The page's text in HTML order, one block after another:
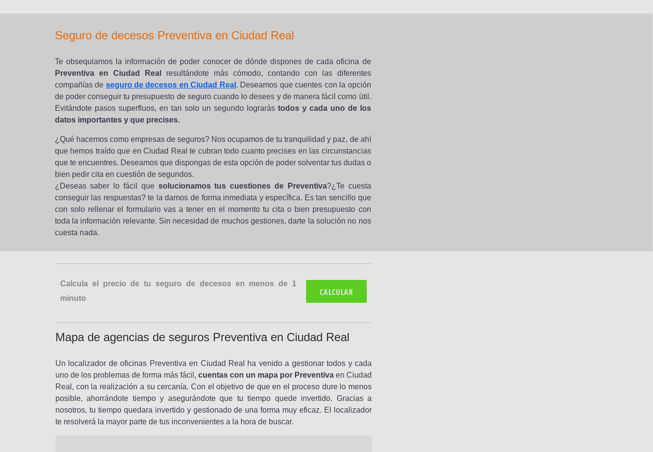
Seguro de decesos Preventiva en Ciudad Real
Te obsequiamos la información de poder conocer de dónde dispones de cada oficina de
Preventiva en Ciudad Real
resultándote más cómodo, contando con las diferentes
compañías de seguro de decesos en Ciudad Real . Deseamos que cuentes con la opción
de poder conseguir tu presupuesto de seguro cuando lo desees y de manera fácil como útil.
Evitándote pasos superfluos, en tan solo un segundo lograrás todos y cada uno de los
datos importantes y que precises.
¿Qué hacemos como empresas de seguros? Nos ocupamos de tu tranquilidad y paz, de ahí
que hemos traído que en Ciudad Real te cubran todo cuanto precises en las circunstancias
que te encuentres. Deseamos que dispongas de esta opción de poder solventar tus dudas o
bien pedir cita en cuestión de segundos.
¿Deseas saber lo fácil que solucionamos tus cuestiones de Preventiva?¿Te cuesta
conseguir las respuestas? te la damos de forma inmediata y específica. Es tan sencillo que
con solo rellenar el formulario vas a tener en el momento tu cita o bien presupuesto con
toda la información relevante. Sin necesidad de muchos gestiones, darte la solución no nos
cuesta nada.
Calcula el precio de tu seguro de decesos en menos de 1
minuto
CALCULAR
Mapa de agencias de seguros Preventiva en Ciudad Real
Un localizador de oficinas Preventiva en Ciudad Real ha venido a gestionar todos y cada
uno de los problemas de forma más fácil, cuentas con un mapa por Preventiva en Ciudad
Real, con la realización a su cercanía. Con el objetivo de que en el proceso dure lo menos
posible, ahorrándote tiempo y asegurándote que tu tiempo quede invertido. Gracias a
nosotros, tu tiempo quedara invertido y gestionado de una forma muy eficaz. El localizador
te resolverá la mayor parte de tus inconvenientes a la hora de buscar.